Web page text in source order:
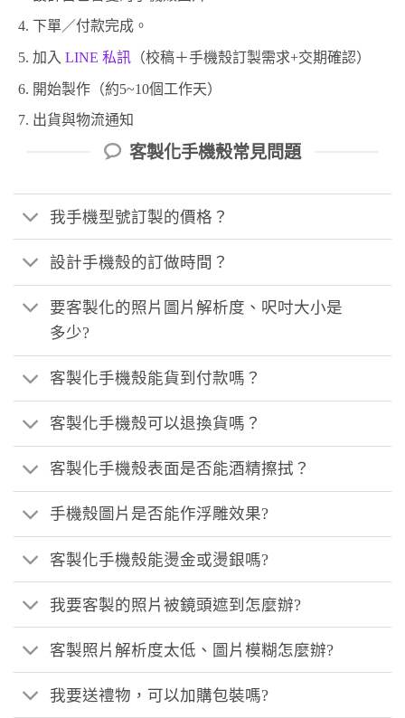
下單／付款完成。
加入 LINE 私訊（校稿＋手機殼訂製需求+交期確認）
開始製作（約5~10個工作天）
出貨與物流通知
客製化手機殼常見問題
我手機型號訂製的價格？
設計手機殼的訂做時間？
要客製化的照片圖片解析度、呎吋大小是
多少?
客製化手機殼能貨到付款嗎？
客製化手機殼可以退換貨嗎？
客製化手機殼表面是否能酒精擦拭？
手機殼圖片是否能作浮雕效果?
客製化手機殼能燙金或燙銀嗎?
我要客製的照片被鏡頭遮到怎麼辦?
客製照片解析度太低、圖片模糊怎麼辦?
我要送禮物，可以加購包裝嗎?